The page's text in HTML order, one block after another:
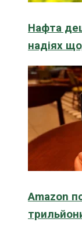
Нафта
надіях
Amazon